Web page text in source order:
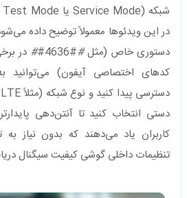
در این ویدئوها معمولاً توضیح داده
دستوری خاص (مثل#
#4636#
# در
کدهای اختصاصی آیفون) می‌توانید
دستی انتخاب کنید تا آنتن‌دهی
کاربران یاد می‌دهند که بدون نیاز
تنظیمات داخلی گوشی کیفیت سیگنال